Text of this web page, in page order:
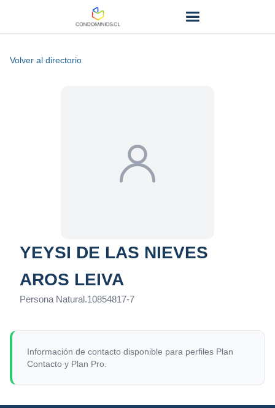
Volver al directorio
YEYSI DE LAS NIEVES
AROS LEIVA
Persona Natural.10854817-7
Información de contacto disponible para perfiles Plan
Contacto y Plan Pro.